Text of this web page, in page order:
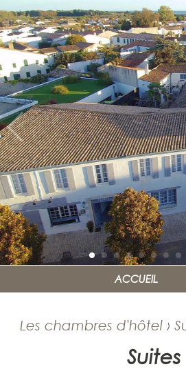
ACCUEIL
Les chambres d'hôtel ›
Suites